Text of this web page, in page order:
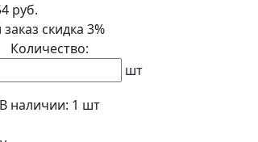
руб.
скидка 3%
Количество:
шт
В наличии: 1 шт